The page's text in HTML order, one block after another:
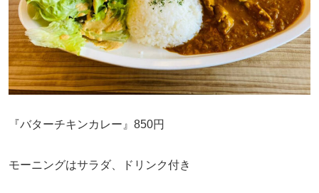
『バターチキンカレー』850円
モーニングはサラダ、ドリンク付き